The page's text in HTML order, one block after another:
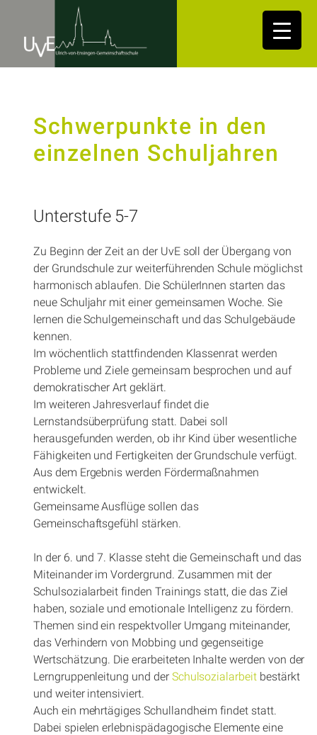
Schwerpunkte in den
einzelnen Schuljahren
Unterstufe 5-7
Zu Beginn der Zeit an der UvE soll der Übergang von
der Grundschule zur weiterführenden Schule möglichst
harmonisch ablaufen. Die SchülerInnen starten das
neue Schuljahr mit einer gemeinsamen Woche. Sie
lernen die Schulgemeinschaft und das Schulgebäude
kennen.
Im wöchentlich stattfindenden Klassenrat werden
Probleme und Ziele gemeinsam besprochen und auf
demokratischer Art geklärt.
Im weiteren Jahresverlauf findet die
Lernstandsüberprüfung statt. Dabei soll
herausgefunden werden, ob ihr Kind über wesentliche
Fähigkeiten und Fertigkeiten der Grundschule verfügt.
Aus dem Ergebnis werden Fördermaßnahmen
entwickelt.
Gemeinsame Ausflüge sollen das
Gemeinschaftsgefühl stärken.
In der 6. und 7. Klasse steht die Gemeinschaft und das
Miteinander im Vordergrund. Zusammen mit der
Schulsozialarbeit finden Trainings statt, die das Ziel
haben, soziale und emotionale Intelligenz zu fördern.
Themen sind ein respektvoller Umgang miteinander,
das Verhindern von Mobbing und gegenseitige
Wertschätzung. Die erarbeiteten Inhalte werden von der
Lerngruppenleitung und der Schulsozialarbeit bestärkt
und weiter intensiviert.
Auch ein mehrtägiges Schullandheim findet statt.
Dabei spielen erlebnispädagogische Elemente eine